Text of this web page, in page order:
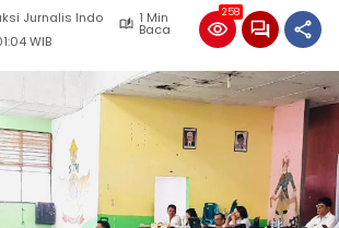
Jurnalis Indo 1 Min
Baca
WIB
258